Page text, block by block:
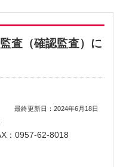
査（確認監査）に
最終更新日：2024年6月18日
：0957-62-8018